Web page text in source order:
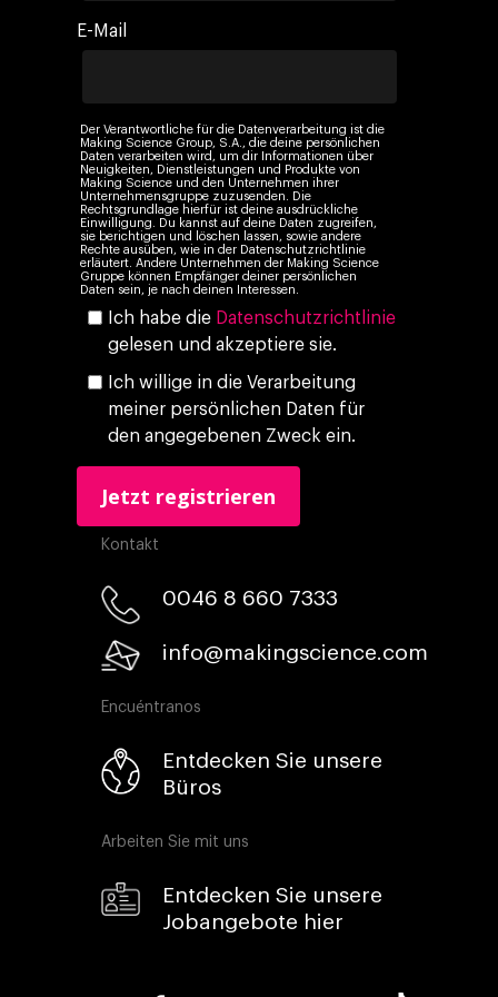
E-Mail
Der Verantwortliche für die Datenverarbeitung ist die
Making Science Group, S.A., die deine persönlichen
Daten verarbeiten wird, um dir Informationen über
Neuigkeiten, Dienstleistungen und Produkte von
Making Science und den Unternehmen ihrer
Unternehmensgruppe zuzusenden. Die
Rechtsgrundlage hierfür ist deine ausdrückliche
Einwilligung. Du kannst auf deine Daten zugreifen,
sie berichtigen und löschen lassen, sowie andere
Rechte ausüben, wie in der Datenschutzrichtlinie
erläutert. Andere Unternehmen der Making Science
Gruppe können Empfänger deiner persönlichen
Daten sein, je nach deinen Interessen.
Ich habe die Datenschutzrichtlinie
gelesen und akzeptiere sie.
Ich willige in die Verarbeitung
meiner persönlichen Daten für
den angegebenen Zweck ein.
Kontakt
0046 8 660 7333​
info@makingscience.com
Encuéntranos
Entdecken Sie unsere
Büros
Arbeiten Sie mit uns
Entdecken Sie unsere
Jobangebote hier
Eigen Medien
KI, Daten &
Marketing
Ebooks & Reports